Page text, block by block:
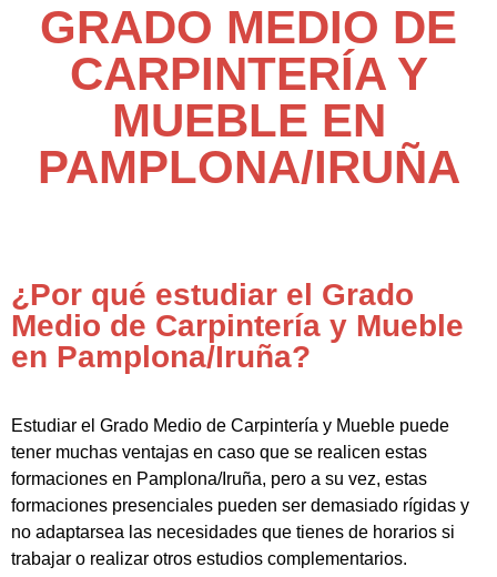
GRADO MEDIO DE
CARPINTERÍA Y
MUEBLE EN
PAMPLONA/IRUÑA
¿Por qué estudiar el Grado
Medio de Carpintería y Mueble
en Pamplona/Iruña?
Estudiar el Grado Medio de Carpintería y Mueble puede
tener muchas ventajas en caso que se realicen estas
formaciones en Pamplona/Iruña, pero a su vez, estas
formaciones presenciales pueden ser demasiado rígidas y
no adaptarsea las necesidades que tienes de horarios si
trabajar o realizar otros estudios complementarios.